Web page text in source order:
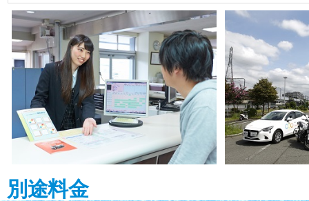
別途料金